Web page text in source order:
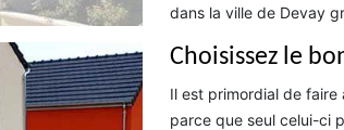
dans la ville de Devay
Choisissez le
Il est primordial de
parce que seul celui-ci